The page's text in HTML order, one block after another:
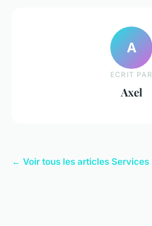
A
ECRIT PAR
Axel
← Voir tous les articles Services